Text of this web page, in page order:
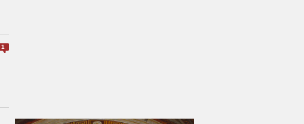
1